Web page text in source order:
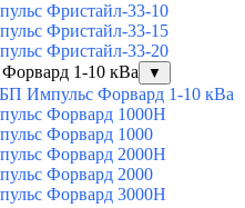
Фристайл-33-10
Фристайл-33-15
Фристайл-33-20
1-10 кВа
▼
Импульс Форвард 1-10 кВа
Форвард 1000H
Форвард 1000
Форвард 2000H
Форвард 2000
Форвард 3000H